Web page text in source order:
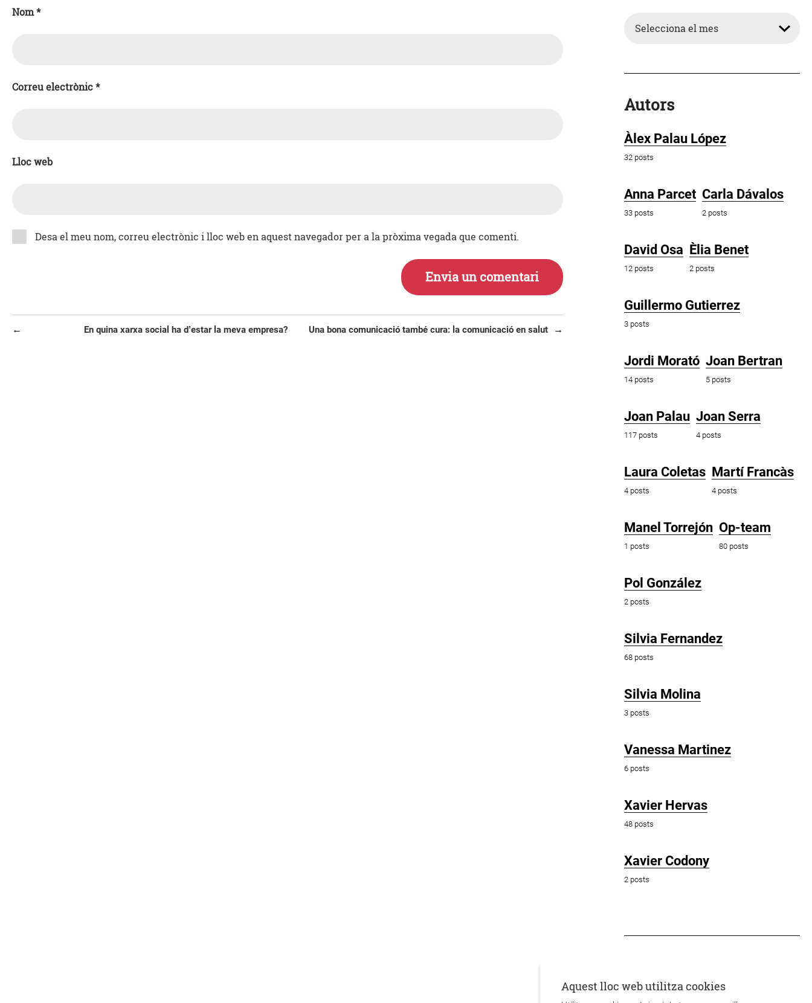
Nom*
Correu electrònic*
Lloc web
Desa el meu nom, correu electrònic i lloc web en aquest navegador per a la pròxima vegada que comenti.
Navegació
Entrada
En quina xarxa social ha d’estar la meva empresa?
Entrada
Una bona comunicació també cura: la comunicació en salut
Autors
Àlex Palau López
32 posts
Anna Parcet
33 posts
Carla Dávalos
2 posts
David Osa
12 posts
Èlia Benet
2 posts
Guillermo Gutierrez
3 posts
Jordi Morató
14 posts
Joan Bertran
5 posts
Joan Palau
117 posts
Joan Serra
4 posts
Laura Coletas
4 posts
Martí Francàs
4 posts
Manel Torrejón
1 posts
Op-team
80 posts
Pol González
2 posts
Silvia Fernandez
68 posts
Silvia Molina
3 posts
Vanessa Martinez
6 posts
Xavier Hervas
48 posts
Xavier Codony
2 posts
Aquest lloc web utilitza cookies